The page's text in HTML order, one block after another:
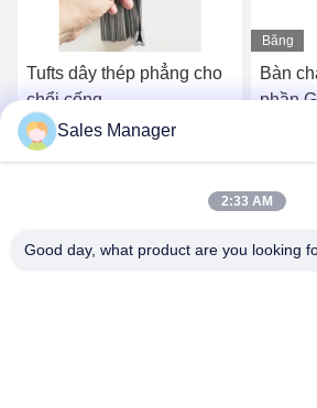
Tufts dây thép phẳng cho
chổi cống
Băng
hình
Bàn
phần
Sales Manager
2:33 AM
Good day, what product are you looking